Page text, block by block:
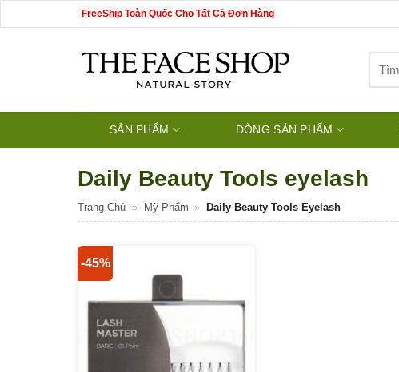
qua
FreeShip Toàn Quốc Cho Tất Cả Đơn Hàng
kiếm:
SẢN PHẨM DÒNG SẢN PHẨM
Daily Beauty Tools eyelash
Trang Chủ » Mỹ Phẩm » Daily Beauty Tools Eyelash
-45%